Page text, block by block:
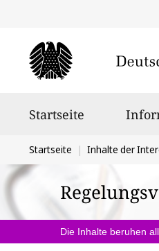
Startseite
Sie
befinden
sich
hier:
Startseite Inhalte der
Die Inhalte beruhen